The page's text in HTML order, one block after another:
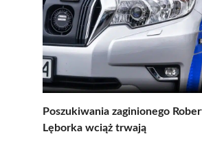
Poszukiwania zaginionego
Lęborka wciąż trwają